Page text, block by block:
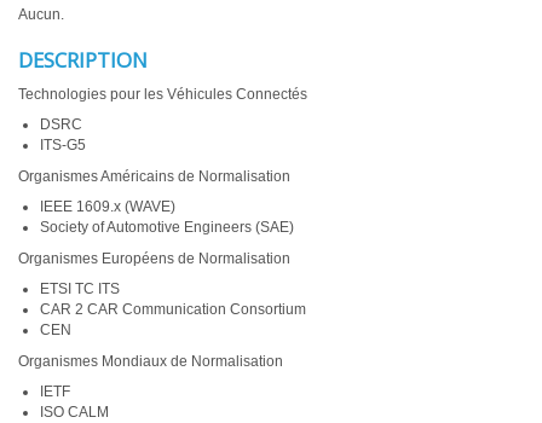
Aucun.
DESCRIPTION
Technologies pour les Véhicules Connectés
DSRC
ITS-G5
Organismes Américains de Normalisation
IEEE 1609.x (WAVE)
Society of Automotive Engineers (SAE)
Organismes Européens de Normalisation
ETSI TC ITS
CAR 2 CAR Communication Consortium
CEN
Organismes Mondiaux de Normalisation
IETF
ISO CALM